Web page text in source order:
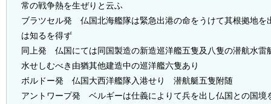
常の戦争熱を生ぜりと云ふ
ブラツセル発 仏国北海艦隊は緊急出港の命をうけて其根拠地
は知るを得ず
同上発 仏国にては同国製造の新造巡洋艦五隻及八隻の潜航水雷
水せしむべき由猶其他建造中の巡洋艦六隻あり
ボルドー発 仏国大西洋艦隊入港せり 潜航艇五隻附随
アントワープ発 ベルギーは仕義によりて兵を出し仏国との国境